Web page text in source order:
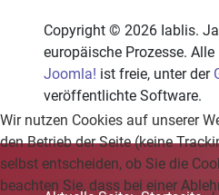
Copyright © 2026 Iablis.
europäische Prozesse.
Joomla! ist freie, unter der
veröffentlichte Software.
Wir nutzen Cookies auf unserer
den Betrieb der Seite (keine
selbst entscheiden, ob Sie die
beachten Sie, dass bei einer